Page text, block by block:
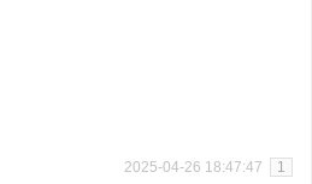
2025-04-26 18:47:47 1